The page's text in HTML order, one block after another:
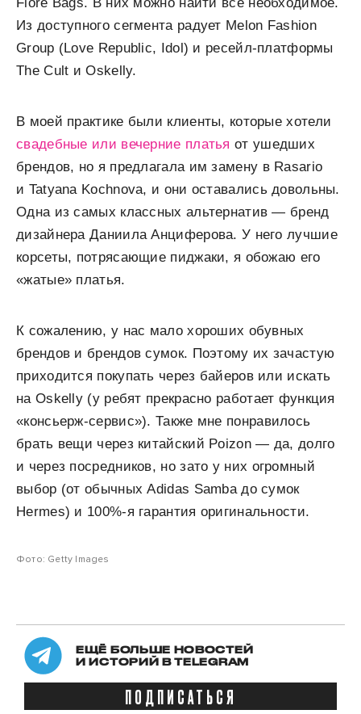
Из доступного сегмента радует Melon Fashion
Group (Love Republic, Idol) и ресейл-платформы
The Cult и Oskelly.
В моей практике были клиенты, которые хотели
свадебные или вечерние платьяот ушедших
брендов, но я предлагала им замену в Rasario
и Tatyana Kochnova, и они оставались довольны.
Одна из самых классных альтернатив — бренд
дизайнера Даниила Анциферова. У него лучшие
корсеты, потрясающие пиджаки, я обожаю его
«жатые» платья.
К сожалению, у нас мало хороших обувных
брендов и брендов сумок. Поэтому их зачастую
приходится покупать через байеров или искать
на Oskelly (у ребят прекрасно работает функция
«консьерж-сервис»). Также мне понравилось
брать вещи через китайский Poizon — да, долго
и через посредников, но зато у них огромный
выбор (от обычных Adidas Samba до сумок
Hermes) и 100%-я гарантия оригинальности.
Фото: Getty Images
ЕЩЁ БОЛЬШЕ НОВОСТЕЙ
И ИСТОРИЙ В TELEGRAM
ПОДПИСАТЬСЯ